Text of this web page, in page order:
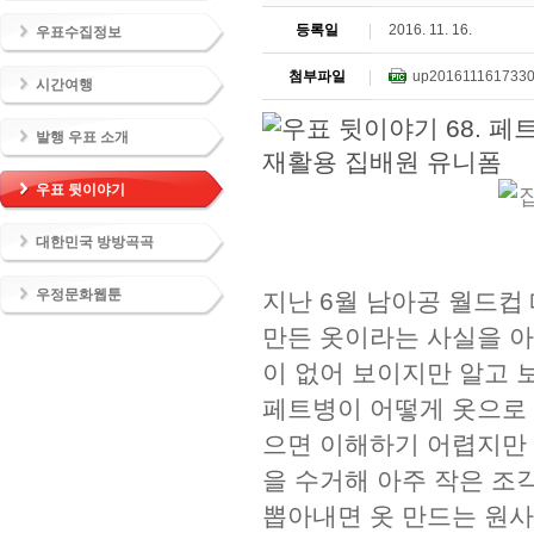
우표수집정보
시간여행
발행 우표 소개
우표 뒷이야기
대한민국 방방곡곡
우정문화웹툰
등록일 2016. 11. 16.
첨부파일
지난 6월 남아공 월드
만든 옷이라는 사실을
이 없어 보이지만 알고
페트병이 어떻게 옷으
으면 이해하기 어렵지
을 수거해 아주 작은 조
뽑아내면 옷 만드는 원